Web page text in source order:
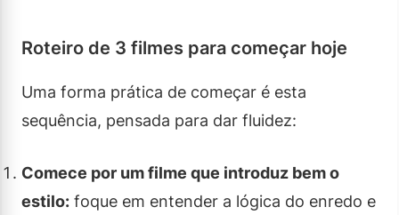
Roteiro de 3 filmes para começar hoje
Uma forma prática de começar é esta
sequência, pensada para dar fluidez:
Comece por um filme que introduz bem o
estilo: foque em entender a lógica do enredo e